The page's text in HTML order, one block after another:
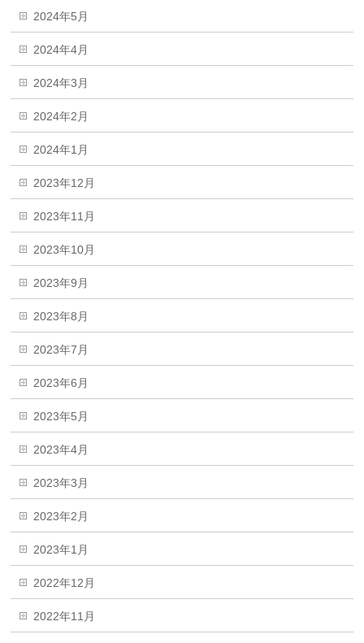
2024年5月
2024年4月
2024年3月
2024年2月
2024年1月
2023年12月
2023年11月
2023年10月
2023年9月
2023年8月
2023年7月
2023年6月
2023年5月
2023年4月
2023年3月
2023年2月
2023年1月
2022年12月
2022年11月